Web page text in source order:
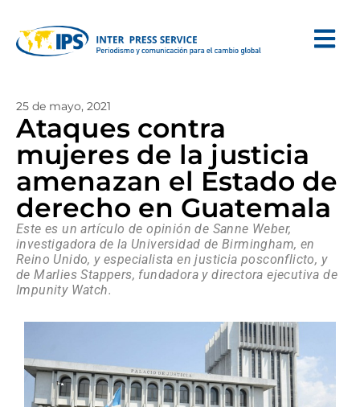
25 de mayo, 2021
Ataques contra
mujeres de la justicia
amenazan el Estado de
derecho en Guatemala
Este es un artículo de opinión de Sanne Weber,
investigadora de la Universidad de Birmingham, en
Reino Unido, y especialista en justicia posconflicto, y
de Marlies Stappers, fundadora y directora ejecutiva de
Impunity Watch.